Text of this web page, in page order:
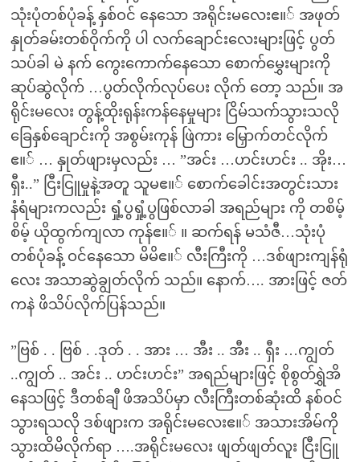
သုံးပုံတစ်ပုံခန့် နှစ်ဝင် နေသော အရိုင်းမလေးဧ။် အဖုတ်
နှုတ်ခမ်းတစ်ဝိုက်ကို ပါ လက်ချောင်းလေးများဖြင့် ပွတ်
သပ်ခါ မဲ နက် ကွေးကောက်နေသော စောက်မွှေးများကို
ဆုပ်ဆွဲလိုက် …ပွတ်လိုက်လုပ်ပေး လိုက် တော့ သည်။ အ
ရိုင်းမလေး တွန့်ထိုးရုန်းကန်နေမှုများ ငြိမ်သက်သွားသလို
ခြေနှစ်ချောင်းကို အစွမ်းကုန် ဖြဲကား မြှောက်တင်လိုက်
ဧ။် … နှုတ်ဖျားမှလည်း … ”အင်း …ဟင်းဟင်း .. အိုး…
ရှီး..” ငြီးငြူမှုနဲ့အတူ သူမဧ။် စောက်ခေါင်းအတွင်းသား
နံရံများကလည်း ရှုံ့ပွရှုံ့ပွဖြစ်လာခါ အရည်များ ကို တစိမ့်
စိမ့် ယိုထွက်ကျလာ ကုန်ဧ။် ။ ဆက်ရန် မသံဇီ…သုံးပုံ
တစ်ပုံခန့် ဝင်နေသော မိမိဧ။် လီးကြီးကို …ဒစ်ဖျားကျန်ရုံ
လေး အသာဆွဲချွတ်လိုက် သည်။ နောက်…. အားဖြင့် ဇတ်
ကနဲ ဖိသိပ်လိုက်ပြန်သည်။
”ဗြစ် . . ဗြစ် . .ဒုတ် . . အား … အီး .. အီး .. ရှီး …ကျွတ်
..ကျွတ် .. အင်း .. ဟင်းဟင်း” အရည်များဖြင့် စိုစွတ်ရွှဲအိ
နေသဖြင့် ဒီတစ်ချီ ဖိအသိပ်မှာ လီးကြီးတစ်ဆုံးထိ နစ်ဝင်
သွားရသလို ဒစ်ဖျားက အရိုင်းမလေးဧ။် အသားအိမ်ကို
သွားထိမိလိုက်ရာ ….အရိုင်းမလေး ဖျတ်ဖျတ်လူး ငြီးငြူ